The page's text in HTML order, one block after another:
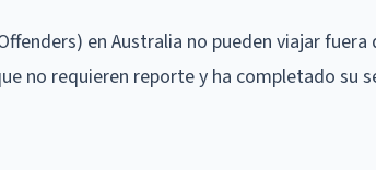
en Australia no pueden viajar fuera
no requieren reporte y ha completado su